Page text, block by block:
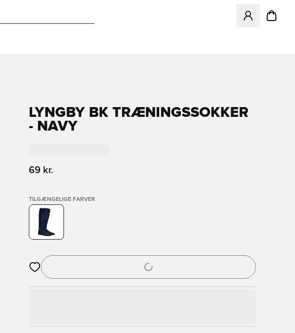
Åbner en
LYNGBY BK TRÆNINGSSOKKER
- NAVY
69 kr.
TILGÆNGELIGE FARVER
Åbner en Modal til at logge ind eller tilmelde dig som medlem